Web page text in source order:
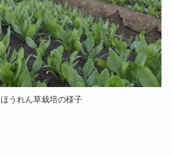
ほうれん草栽培の様子